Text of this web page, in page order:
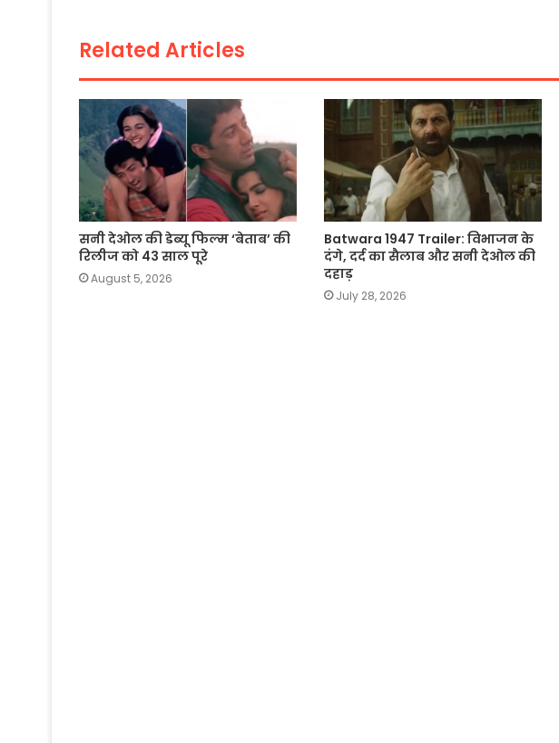
o
k
p
Related Articles
सनी देओल की डेब्यू फिल्म ‘बेताब’ की
रिलीज को 43 साल पूरे
August 5, 2026
Batwara 1947 Trailer: विभाजन के
दंगे, दर्द का सैलाब और सनी देओल की
दहाड़
July 28, 2026